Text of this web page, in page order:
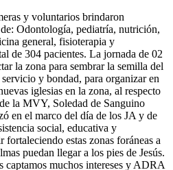
y voluntarios brindaron
Odontología, pediatría, nutrición,
general, fisioterapia y
de 304 pacientes. La jornada de 02
la zona para sembrar la semilla del
y bondad, para organizar en
iglesias en la zona, al respecto
la MVY, Soledad de Sanguino
en el marco del día de los JA y de
social, educativa y
fortaleciendo estas zonas foráneas a
puedan llegar a los pies de Jesús.
captamos muchos intereses y ADRA